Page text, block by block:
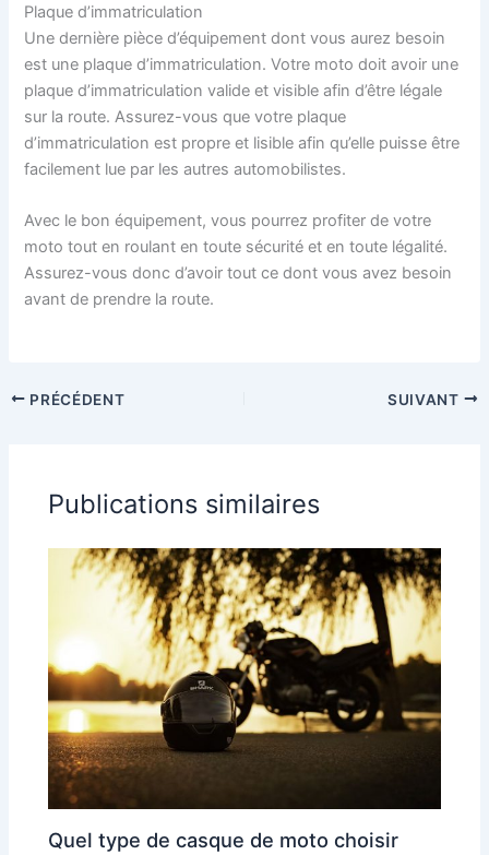
Plaque d’immatriculation
Une dernière pièce d’équipement dont vous aurez besoin
est une plaque d’immatriculation. Votre moto doit avoir une
plaque d’immatriculation valide et visible afin d’être légale
sur la route. Assurez-vous que votre plaque
d’immatriculation est propre et lisible afin qu’elle puisse être
facilement lue par les autres automobilistes.
Avec le bon équipement, vous pourrez profiter de votre
moto tout en roulant en toute sécurité et en toute légalité.
Assurez-vous donc d’avoir tout ce dont vous avez besoin
avant de prendre la route.
PRÉCÉDENT SUIVANT
Publications similaires
Quel type de casque de moto choisir